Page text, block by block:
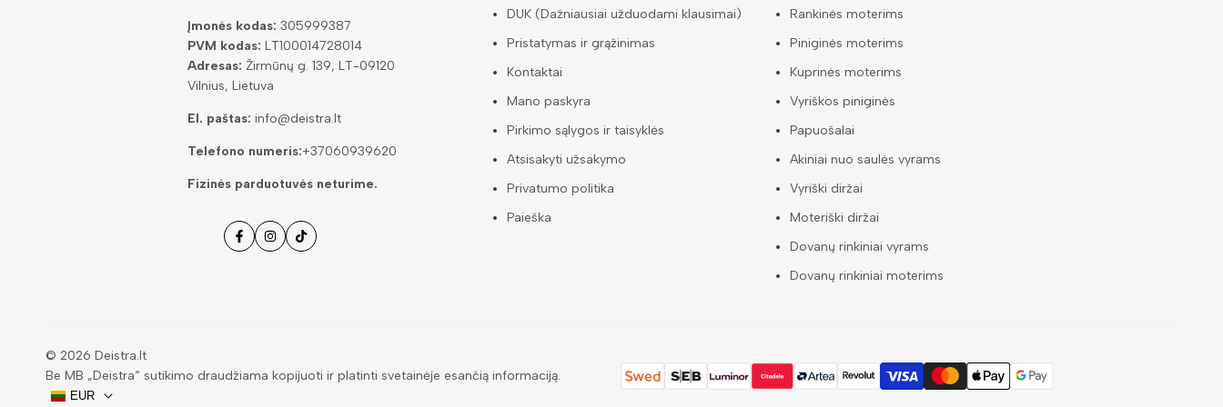
Įmonės kodas: 305999387
PVM kodas: LT100014728014
Adresas: Žirmūnų g. 139, LT-09120
Vilnius, Lietuva
El. paštas: info@deistra.lt
Telefono numeris:+37060939620
Fizinės parduotuvės neturime.
FacebookInstagramas
Tiktok
DUK (Dažniausiai užduodami klausimai)
Pristatymas ir grąžinimas
Kontaktai
Mano paskyra
Pirkimo sąlygos ir taisyklės
Atsisakyti užsakymo
Privatumo politika
Paieška
Rankinės moterims
Piniginės moterims
Kuprinės moterims
Vyriškos piniginės
Papuošalai
Akiniai nuo saulės vyrams
Vyriški diržai
Moteriški diržai
Dovanų rinkiniai vyrams
Dovanų rinkiniai moterims
© 2026 Deistra.lt
Be MB „Deistra“ sutikimo draudžiama kopijuoti ir platinti svetainėje esančią informaciją.
EUR